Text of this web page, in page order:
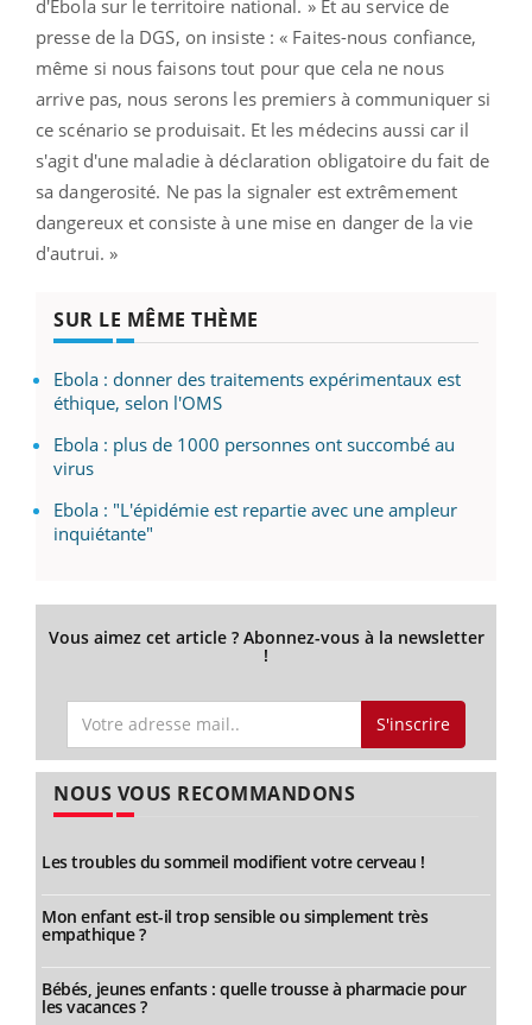
d'Ebola sur le territoire national. » Et au service de
presse de la DGS, on insiste : « Faites-nous confiance,
même si nous faisons tout pour que cela ne nous
arrive pas, nous serons les premiers à communiquer si
ce scénario se produisait. Et les médecins aussi car il
s'agit d'une maladie à déclaration obligatoire du fait de
sa dangerosité. Ne pas la signaler est extrêmement
dangereux et consiste à une mise en danger de la vie
d'autrui. »
SUR LE MÊME THÈME
Ebola : donner des traitements expérimentaux est
éthique, selon l'OMS
Ebola : plus de 1000 personnes ont succombé au
virus
Ebola : "L'épidémie est repartie avec une ampleur
inquiétante"
Vous aimez cet article ? Abonnez-vous à la newsletter
!
S'inscrire
NOUS VOUS RECOMMANDONS
Les troubles du sommeil modifient votre cerveau !
Mon enfant est-il trop sensible ou simplement très
empathique ?
Bébés, jeunes enfants : quelle trousse à pharmacie pour
les vacances ?